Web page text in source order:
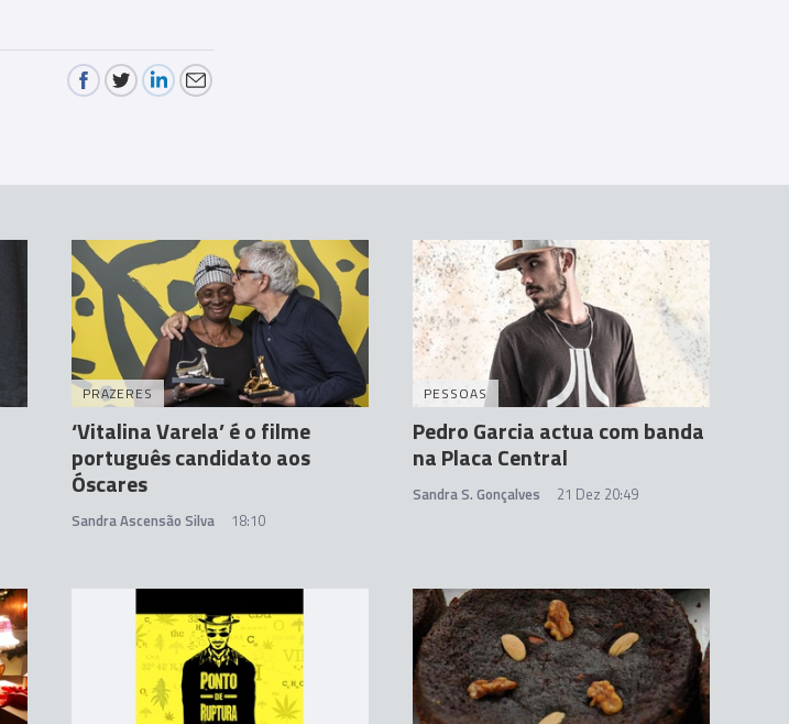
PRAZERES
‘Vitalina Varela’ é o filme
português candidato aos
Óscares
Sandra Ascensão Silva 18:10
PESSOAS
Pedro Garcia actua com banda
na Placa Central
Sandra S. Gonçalves 21 Dez 20:49